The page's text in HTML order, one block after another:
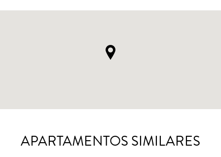
APARTAMENTOS SIMILARES